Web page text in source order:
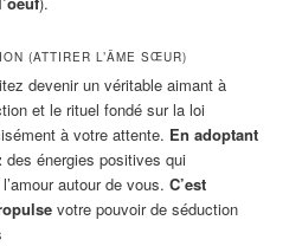
(ATTIRER L’ÂME SŒUR)
devenir un véritable aimant à
et le rituel fondé sur la loi
à votre attente. En adoptant
des énergies positives qui
autour de vous.C’est
votre pouvoir de séduction